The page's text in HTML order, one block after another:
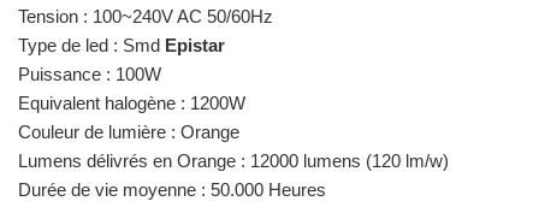
Tension : 100~240V AC 50/60Hz
Type de led : Smd Epistar
Puissance : 100W
Equivalent halogène : 1200W
Couleur de lumière : Orange
Lumens délivrés en Orange : 12000 lumens (120 lm/w)
Durée de vie moyenne : 50.000 Heures